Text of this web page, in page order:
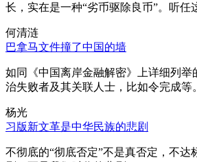
长，实在是一种“劣币驱除良币”。听任
何清涟
巴拿马文件撞了中国的墙
如同《中国离岸金融解密》上详细列
治失败者及其关联人士，比如令完成等
杨光
习版新文革是中华民族的悲剧
不彻底的“彻底否定”不是真否定，不